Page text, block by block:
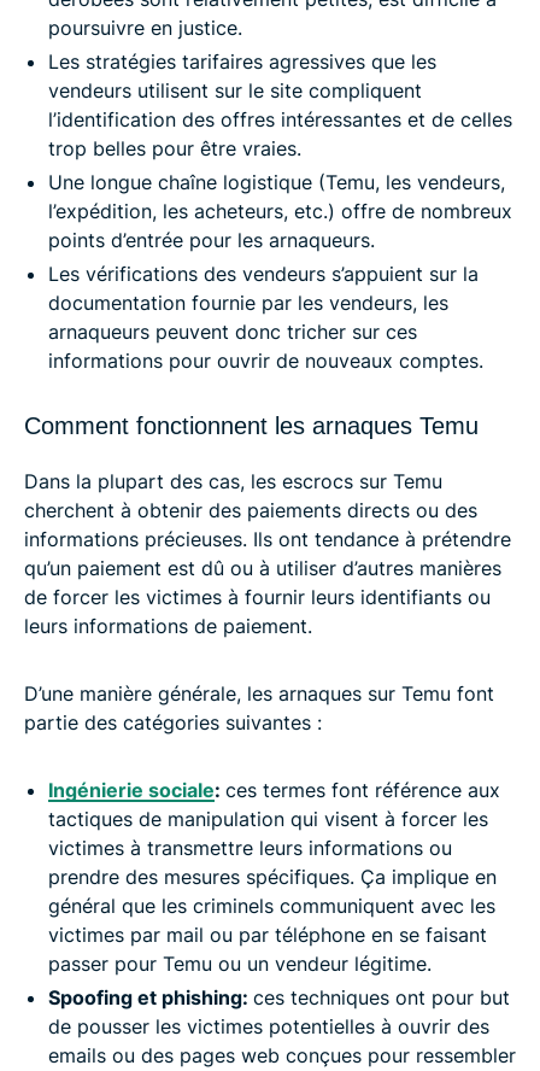
poursuivre en justice.
Les stratégies tarifaires agressives que les
vendeurs utilisent sur le site compliquent
l’identification des offres intéressantes et de celles
trop belles pour être vraies.
Une longue chaîne logistique (Temu, les vendeurs,
l’expédition, les acheteurs, etc.) offre de nombreux
points d’entrée pour les arnaqueurs.
Les vérifications des vendeurs s’appuient sur la
documentation fournie par les vendeurs, les
arnaqueurs peuvent donc tricher sur ces
informations pour ouvrir de nouveaux comptes.
Comment fonctionnent les arnaques Temu
Dans la plupart des cas, les escrocs sur Temu
cherchent à obtenir des paiements directs ou des
informations précieuses. Ils ont tendance à prétendre
qu’un paiement est dû ou à utiliser d’autres manières
de forcer les victimes à fournir leurs identifiants ou
leurs informations de paiement.
D’une manière générale, les arnaques sur Temu font
partie des catégories suivantes :
Ingénierie sociale: ces termes font référence aux
tactiques de manipulation qui visent à forcer les
victimes à transmettre leurs informations ou
prendre des mesures spécifiques. Ça implique en
général que les criminels communiquent avec les
victimes par mail ou par téléphone en se faisant
passer pour Temu ou un vendeur légitime.
Spoofing et phishing: ces techniques ont pour but
de pousser les victimes potentielles à ouvrir des
emails ou des pages web conçues pour ressembler